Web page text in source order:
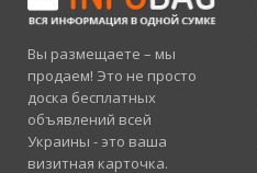
Вы размещаете – мы
продаем! Это не просто
доска бесплатных
объявлений всей
Украины - это ваша
визитная карточка.